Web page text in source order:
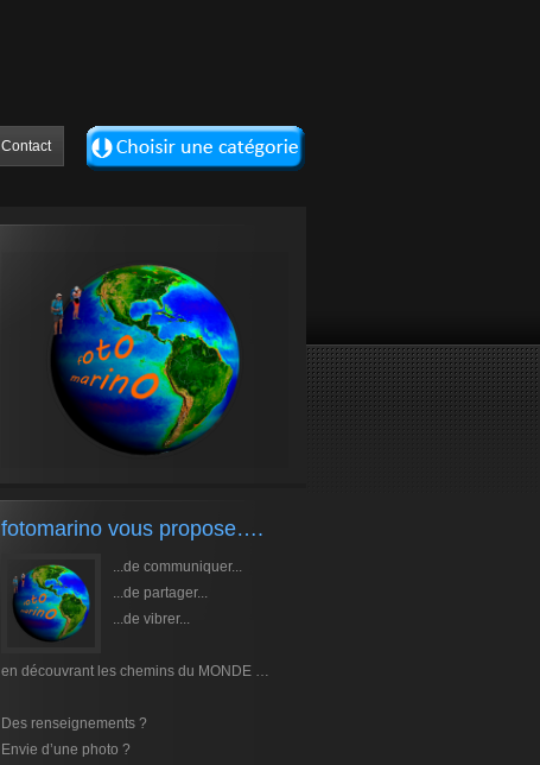
Contact
fotomarino vous propose….
...de communiquer...
...de partager...
...de vibrer...
en découvrant les chemins du MONDE …
Des renseignements ?
Envie d’une photo ?